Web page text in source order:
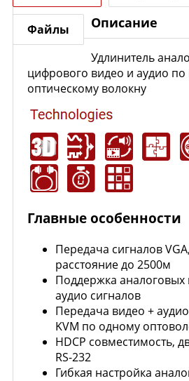
Файлы Описание
Удлинитель
цифрового видео и аудио
оптическому волокну
Главные особенности
Передача сигналов
расстояние до 2500м
Поддержка
аудио сигналов
Передача видео + аудио
KVM по одному
HDCP совместимость,
RS-232
Гибкая настройка